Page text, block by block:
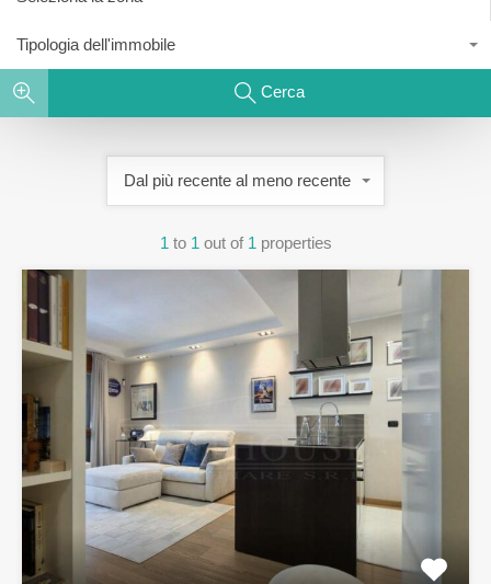
Tipologia dell'immobile
Cerca
1 to 1 out of 1 properties
Dal più recente al meno recente